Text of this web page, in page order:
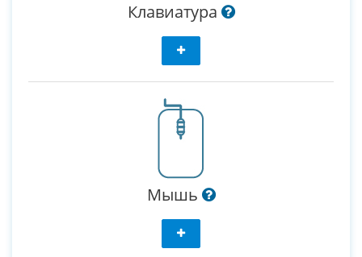
Клавиатура
Мышь